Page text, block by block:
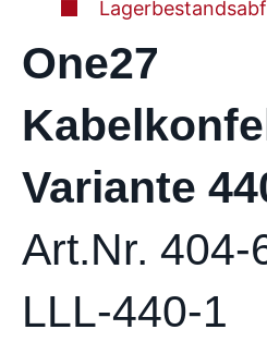
One27
Variante
Art.Nr. 404-
LLL-440-1